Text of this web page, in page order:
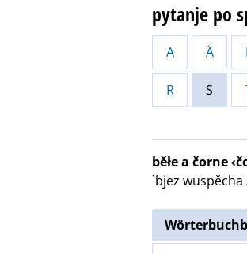
pytanje po
A Ä
R S
běłe a čorne
`bjez wuspěcha